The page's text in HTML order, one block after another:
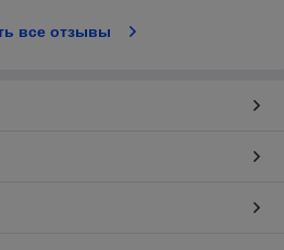
все отзывы